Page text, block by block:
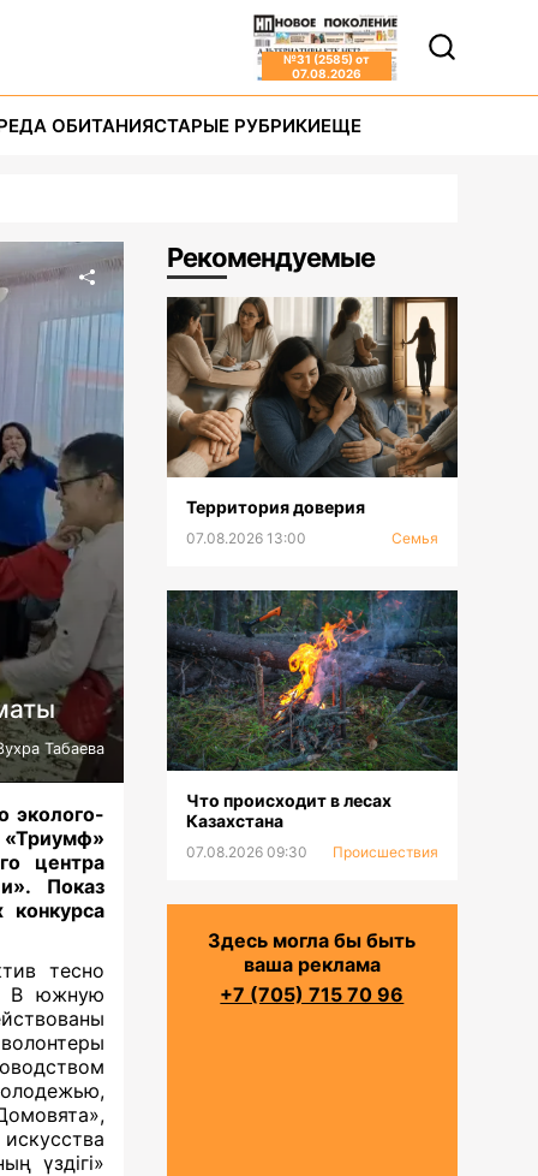
№31 (2585) от
07.08.2026
ОБИТАНИЯСТАРЫЕ РУБРИКИЕЩЕ
Табаева
эколого-
центра
Показ
конкурса
тесно
В южную
үздігі»
Рекомендуемые
Территория доверия
07.08.2026 13:00 Семья
Что происходит в лесах
Казахстана
07.08.2026 09:30 Происшествия
Здесь могла бы быть
ваша реклама
+7 (705) 715 70 96